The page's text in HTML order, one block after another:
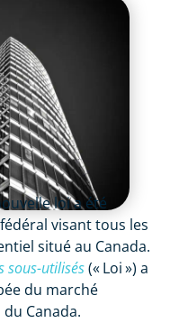
loi a été
visant tous les
situé au Canada.
sous-utilisés(« Loi ») a
du marché
Canada.